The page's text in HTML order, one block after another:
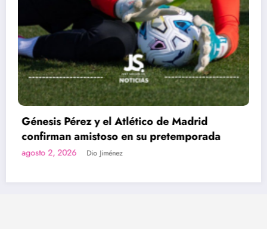
Empate de alto nivel entre UNA y
julio 24, 2026 Dio Jiménez